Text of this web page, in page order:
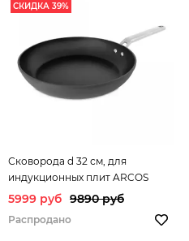
СКИДКА 39%
Сковорода d 32 см, для
индукционных плит ARCOS
арт.716700
5999 руб 9890 руб
Распродано